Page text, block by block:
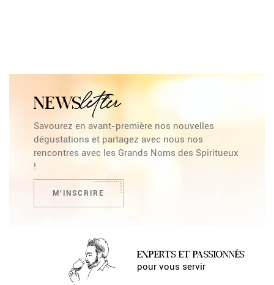
NEWSletter
Savourez en avant-première nos nouvelles
dégustations et partagez avec nous nos
rencontres avec les Grands Noms des Spiritueux
!
M'INSCRIRE
EXPERTS ET PASSIONNÉS
pour vous servir